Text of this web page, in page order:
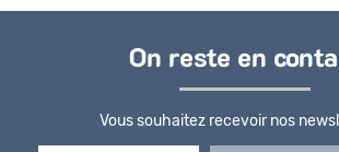
On reste en
Vous souhaitez recevoir nos